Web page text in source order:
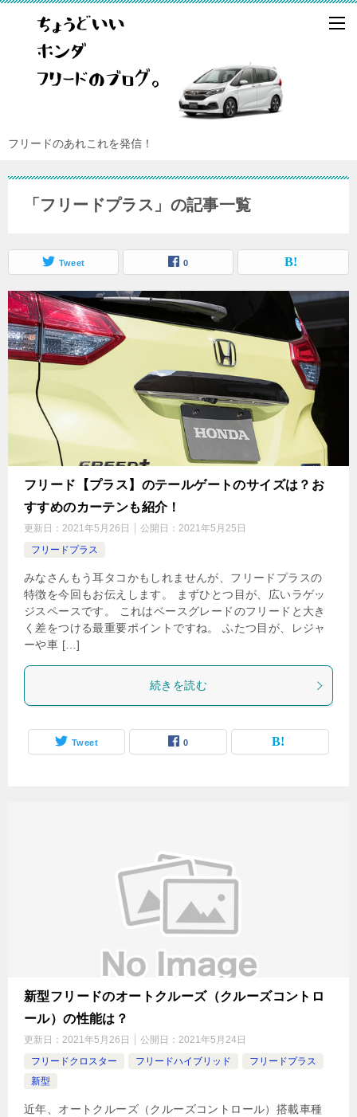
フリードのあれこれを発信！
「フリードプラス」の記事一覧
Tweet 0
フリード【プラス】のテールゲートのサイズは？お
すすめのカーテンも紹介！
更新日： 2021年5月26日 公開日： 2021年5月25日
フリードプラス
みなさんもう耳タコかもしれませんが、フリードプラスの
特徴を今回もお伝えします。 まずひとつ目が、広いラゲッ
ジスペースです。 これはベースグレードのフリードと大き
く差をつける最重要ポイントですね。 ふたつ目が、レジャ
ーや車 […]
続きを読む
Tweet 0
新型フリードのオートクルーズ（クルーズコントロ
ール）の性能は？
更新日： 2021年5月26日 公開日： 2021年5月24日
フリードクロスター
フリードハイブリッド
フリードプラス
新型
近年、オートクルーズ（クルーズコントロール）搭載車種